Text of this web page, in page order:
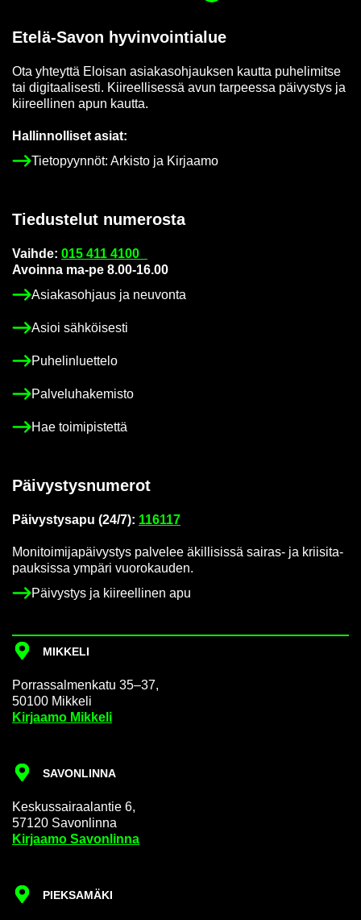
Etelä-​Savon hy­vin­voin­tia­lue
Ota yh­teyt­tä Eloi­san asia­kas­oh­jauk­sen kaut­ta pu­he­li­mit­se
tai di­gi­taa­li­ses­ti. Kii­reel­li­ses­sä avun tar­pees­sa päi­vys­tys ja
kii­reel­li­nen apun kaut­ta.
Hal­lin­nol­li­set asiat:
Tie­to­pyyn­nöt: Ar­kis­to ja Kir­jaa­mo
Tie­dus­te­lut nu­me­ros­ta
Vaih­de: 015 411 4100
Avoin­na ma-pe 8.00-16.00
Asia­kas­oh­jaus ja neu­von­ta
Asioi säh­köi­ses­ti
Pu­he­lin­luet­te­lo
Pal­ve­lu­ha­ke­mis­to
Hae toi­mi­pis­tet­tä
Päi­vys­tys­nu­me­rot
Päi­vys­tys­a­pu (24/7): 116117
Mo­ni­toi­mi­ja­päi­vys­tys pal­ve­lee äkil­li­sis­sä sairas-​ ja krii­si­ta­
pauk­sis­sa ym­pä­ri vuo­ro­kau­den.
Päi­vys­tys ja kii­reel­li­nen apu
MIK­KE­LI
Por­ras­sal­men­ka­tu 35–37,
50100 Mik­ke­li
Kir­jaa­mo Mik­ke­li
SA­VON­LIN­NA
Kes­kus­sai­raa­lan­tie 6,
57120 Sa­von­lin­na
Kir­jaa­mo Sa­von­lin­na
PIEK­SA­MÄ­KI